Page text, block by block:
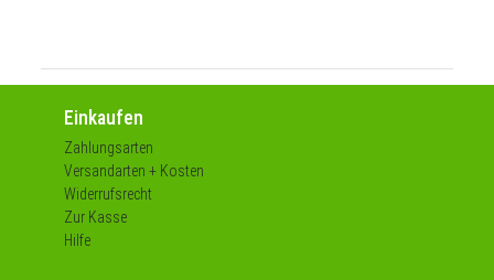
Einkaufen
Zahlungsarten
Versandarten + Kosten
Widerrufsrecht
Zur Kasse
Hilfe